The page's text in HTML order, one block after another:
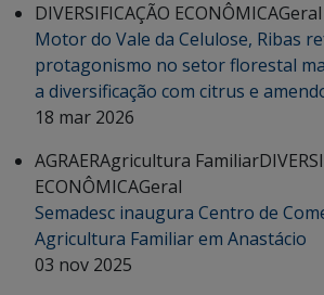
DIVERSIFICAÇÃO ECONÔMICAGeral
Motor do Vale da Celulose, Ribas
protagonismo no setor florestal
a diversificação com citrus e
18 mar 2026
AGRAERAgricultura Familiar
ECONÔMICAGeral
Semadesc inaugura Centro de
Agricultura Familiar em Anastácio
03 nov 2025